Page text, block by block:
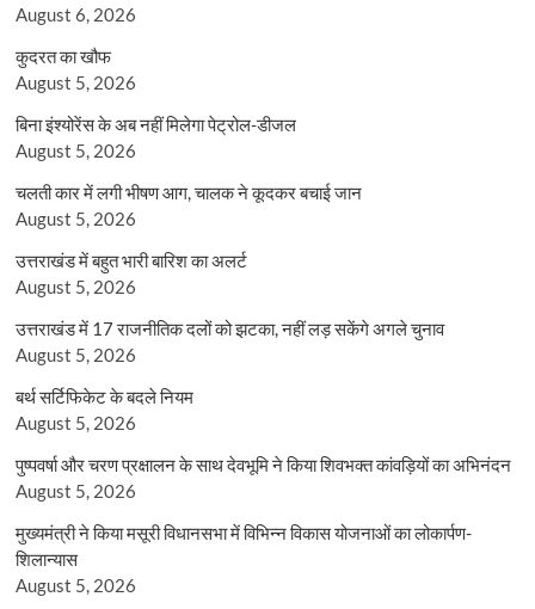
August 6, 2026
कुदरत का खौफ
August 5, 2026
बिना इंश्योरेंस के अब नहीं मिलेगा पेट्रोल-डीजल
August 5, 2026
चलती कार में लगी भीषण आग, चालक ने कूदकर बचाई जान
August 5, 2026
उत्तराखंड में बहुत भारी बारिश का अलर्ट
August 5, 2026
उत्तराखंड में 17 राजनीतिक दलों को झटका, नहीं लड़ सकेंगे अगले चुनाव
August 5, 2026
बर्थ सर्टिफिकेट के बदले नियम
August 5, 2026
पुष्पवर्षा और चरण प्रक्षालन के साथ देवभूमि ने किया शिवभक्त कांवड़ियों का अभिनंदन
August 5, 2026
मुख्यमंत्री ने किया मसूरी विधानसभा में विभिन्न विकास योजनाओं का लोकार्पण-
शिलान्यास
August 5, 2026